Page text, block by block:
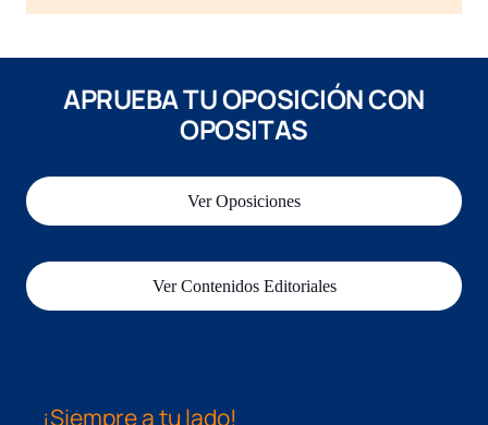
APRUEBA TU OPOSICIÓN CON
OPOSITAS
Ver Oposiciones
Ver Contenidos Editoriales
¡Siempre a tu lado!